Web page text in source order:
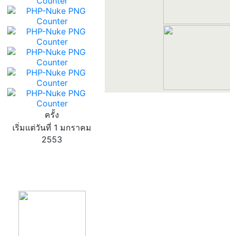
ครั้ง
เริ่มแต่วันที่ 1 มกราคม
2553